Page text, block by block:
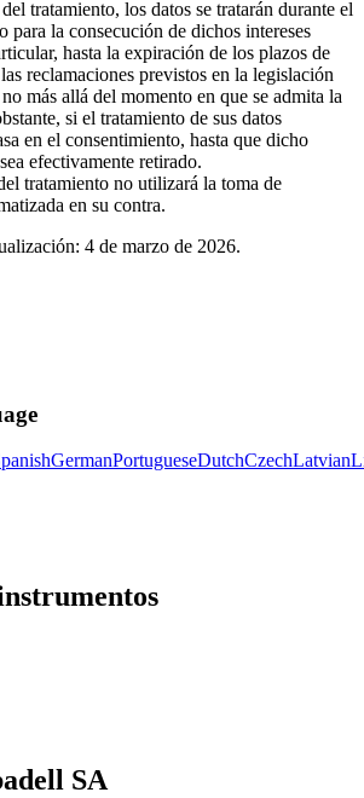
tratamiento, los datos se tratarán durante el
para la consecución de dichos intereses
hasta la expiración de los plazos de
reclamaciones previstos en la legislación
más allá del momento en que se admita la
si el tratamiento de sus datos
en el consentimiento, hasta que dicho
efectivamente retirado.
tratamiento no utilizará la toma de
en su contra.
4 de marzo de 2026.
GermanPortugueseDutchCzechLatvian
SA